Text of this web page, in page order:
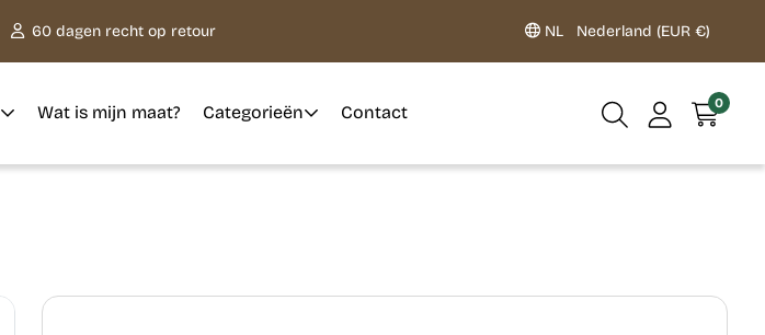
60 dagen recht op retour NL Nederland (EUR €)
Wat is mijn maat? Categorieën Contact 0